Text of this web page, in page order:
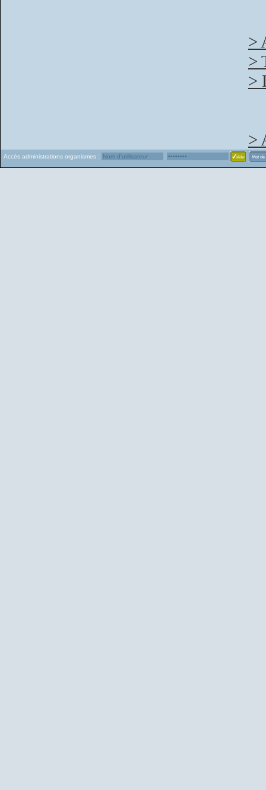
>
>
>
>
Accès administrations organismes :